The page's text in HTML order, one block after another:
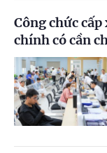
Công chức
chính có cần